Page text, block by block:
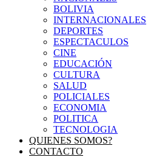
BOLIVIA
INTERNACIONALES
DEPORTES
ESPECTACULOS
CINE
EDUCACIÓN
CULTURA
SALUD
POLICIALES
ECONOMIA
POLITICA
TECNOLOGIA
QUIENES SOMOS?
CONTACTO